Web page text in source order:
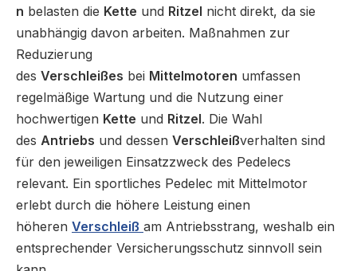
n belasten die Kette und Ritzel nicht direkt, da sie
unabhängig davon arbeiten. Maßnahmen zur
Reduzierung
des Verschleißes bei Mittelmotoren umfassen
regelmäßige Wartung und die Nutzung einer
hochwertigen Kette und Ritzel. Die Wahl
des Antriebs und dessen Verschleißverhalten sind
für den jeweiligen Einsatzzweck des Pedelecs
relevant. Ein sportliches Pedelec mit Mittelmotor
erlebt durch die höhere Leistung einen
höheren Verschleiß am Antriebsstrang, weshalb ein
entsprechender Versicherungsschutz sinnvoll sein